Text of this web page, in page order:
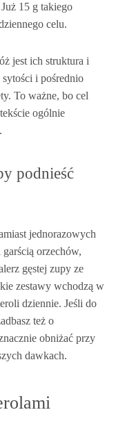
15 g takiego
celu.
jest ich struktura i
i pośrednio
To ważne, bo cel
ogólnie
podnieść
jednorazowych
orzechów,
gęstej zupy ze
zestawy wchodzą w
dziennie. Jeśli do
też o
obniżać przy
dawkach.